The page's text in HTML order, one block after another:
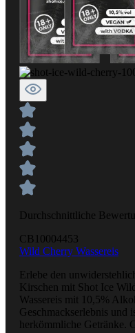
Durchschnittliche
CB10004453
Wild Cherry Wassereis
Erlebe den
Kirschen mit Shot Ice
Wassereis mit 10,5%
Geschmackserlebnis und
herkömmliche Getränke.